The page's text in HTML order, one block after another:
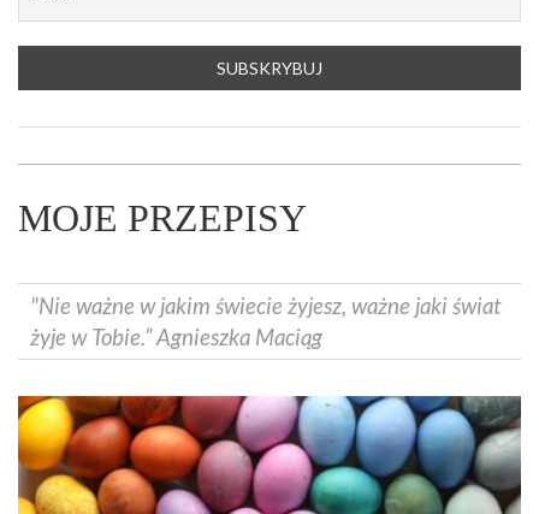
MOJE PRZEPISY
"Nie ważne w jakim świecie żyjesz, ważne jaki świat
żyje w Tobie.” Agnieszka Maciąg